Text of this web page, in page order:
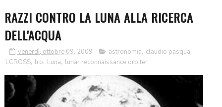
RAZZI CONTRO LA LUNA ALLA RICERCA
DELL'ACQUA
venerdì, ottobre 09, 2009 astronomia, claudio pasqua,
LCROSS, lro, Luna, lunar reconnaissance orbiter